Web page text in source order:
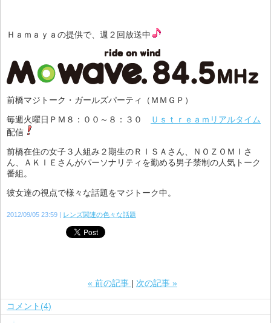
Ｈａｍａｙａの提供で、週２回放送中
前橋マジトーク・ガールズパーティ（ＭＭＧＰ）
毎週火曜日ＰＭ８：００～８：３０
Ｕｓｔｒｅａｍリアルタイム
配信
前橋在住の女子３人組み２期生のＲＩＳＡさん、ＮＯＺＯＭＩさ
ん、ＡＫＩＥさんがパーソナリティを勤める男子禁制の人気トーク
番組。
彼女達の視点で様々な話題をマジトーク中。
2012/09/05 23:59 レンズ関連の色々な話題
« 前の記事 次の記事 »
コメント(4)